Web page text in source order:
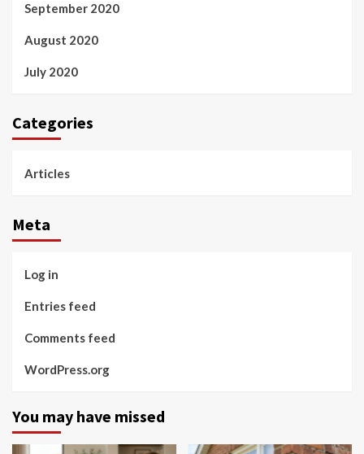
September 2020
August 2020
July 2020
Categories
Articles
Meta
Log in
Entries feed
Comments feed
WordPress.org
You may have missed